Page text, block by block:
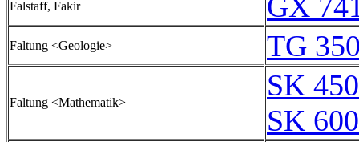
Falstaff, Fakir
Faltung <Geologie> TG
Faltung <Mathematik>
SK 450
SK 600